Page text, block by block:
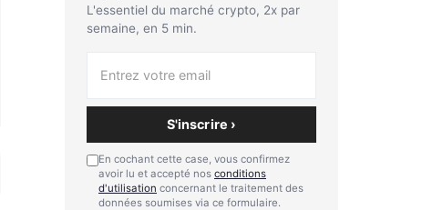
L'essentiel du marché crypto, 2x par
semaine, en 5 min.
S'inscrire ›
En cochant cette case, vous confirmez
avoir lu et accepté nos conditions
d'utilisation concernant le traitement des
données soumises via ce formulaire.